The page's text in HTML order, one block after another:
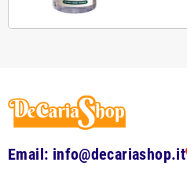
Email: info@decariashop.it